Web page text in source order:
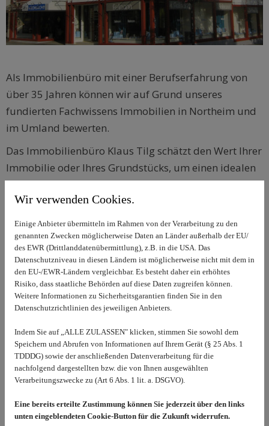
Als Immobilienbüro mit einer Berufserfahrung von
über 35 Jahren können wir auf Grund unseres
fundierten Fachwissens Immobilien in Northeim und
im Umland bewerten.
Das Immobilienbüro Klaus Tilg schätzt den Wert Ihrer
Immobilie oder Ihres Grundstücks, um einen idealen
Verkaufspreis zu erzielen. Auch wenn Sie eine
kompetente Beratungsleistung zur
Entscheidungshilfe für Ihren Immobilienkauf
benötigen, sind wir Ihr Ansprechpartner.
Wir erstellen für Sie Verkehrswertgutachten auf Basis
des momentanen Marktwerts der entsprechenden
Immobilie.
Um eine Immobilienbewertung durchzuführen,
erstellen wir sogenannte Verkehrswertgutachten,
beziehungsweise Marktwertgutachten.
In diesem Wertgutachten der jeweiligen Immobilie
Wir verwenden Cookies.
Einige Anbieter übermitteln im Rahmen von der Verarbeitung zu den
genannten Zwecken möglicherweise Daten an Länder außerhalb der EU/
des EWR (Drittlanddatenübermittlung), z.B. in die USA. Das
Datenschutzniveau in diesen Ländern ist möglicherweise nicht mit dem in
den EU-/EWR-Ländern vergleichbar. Es besteht daher ein erhöhtes
Risiko, dass staatliche Behörden auf diese Daten zugreifen können.
Weitere Informationen zu Sicherheitsgarantien finden Sie in den
Datenschutzrichtlinien des jeweiligen Anbieters.
Indem Sie auf „ALLE ZULASSEN" klicken, stimmen Sie sowohl dem
Speichern und Abrufen von Informationen auf Ihrem Gerät (§ 25 Abs. 1
TDDDG) sowie der anschließenden Datenverarbeitung für die
nachfolgend dargestellten bzw. die von Ihnen ausgewählten
Verarbeitungszwecke zu (Art 6 Abs. 1 lit. a. DSGVO).
Eine bereits erteilte Zustimmung können Sie jederzeit über den links
unten eingeblendeten Cookie-Button für die Zukunft widerrufen.